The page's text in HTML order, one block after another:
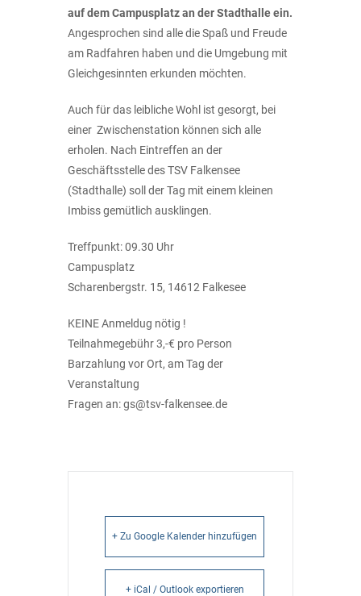
auf dem Campusplatz an der Stadthalle ein.
Angesprochen sind alle die Spaß und Freude
am Radfahren haben und die Umgebung mit
Gleichgesinnten erkunden möchten.
Auch für das leibliche Wohl ist gesorgt, bei
einer Zwischenstation können sich alle
erholen. Nach Eintreffen an der
Geschäftsstelle des TSV Falkensee
(Stadthalle) soll der Tag mit einem kleinen
Imbiss gemütlich ausklingen.
Treffpunkt: 09.30 Uhr
Campusplatz
Scharenbergstr. 15, 14612 Falkesee
KEINE Anmeldug nötig !
Teilnahmegebühr 3,-€ pro Person
Barzahlung vor Ort, am Tag der
Veranstaltung
Fragen an: gs@tsv-falkensee.de
+ Zu Google Kalender hinzufügen
+ iCal / Outlook exportieren